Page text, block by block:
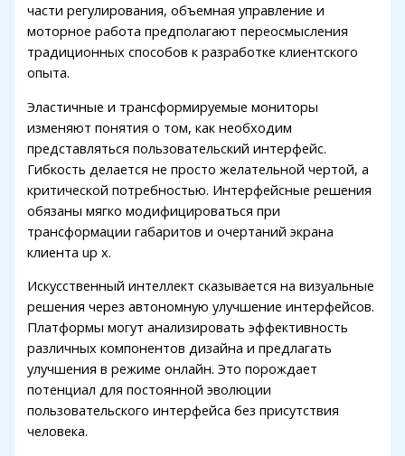
части регулирования, объемная управление и
моторное работа предполагают переосмысления
традиционных способов к разработке клиентского
опыта.
Эластичные и трансформируемые мониторы
изменяют понятия о том, как необходим
представляться пользовательский интерфейс.
Гибкость делается не просто желательной чертой, а
критической потребностью. Интерфейсные решения
обязаны мягко модифицироваться при
трансформации габаритов и очертаний экрана
клиента up x.
Искусственный интеллект сказывается на визуальные
решения через автономную улучшение интерфейсов.
Платформы могут анализировать эффективность
различных компонентов дизайна и предлагать
улучшения в режиме онлайн. Это порождает
потенциал для постоянной эволюции
пользовательского интерфейса без присутствия
человека.